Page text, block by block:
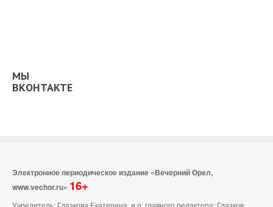
МЫ
ВКОНТАКТЕ
Электронное периодическое издание «Вечерний Орел,
www.vechor.ru» 16+
Учредитель: Глазкова Екатерина, и.о. главного редактора: Глазков